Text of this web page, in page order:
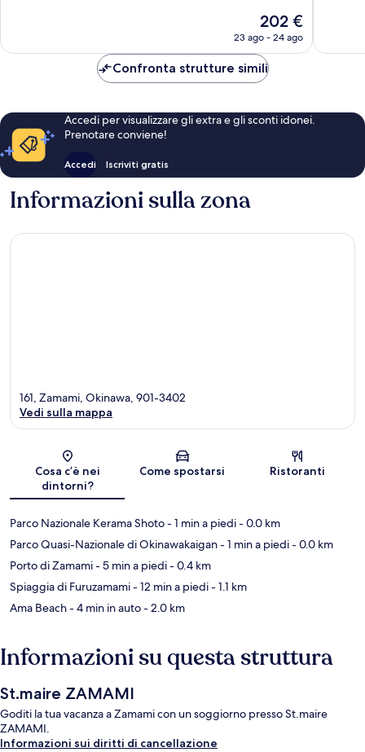
recensioni
Il
prezzo
attuale
è
202 €
202 €
23 ago - 24 ago
Confronta strutture simili
Accedi per visualizzare gli extra e gli sconti idonei.
Prenotare conviene!
Accedi Iscriviti gratis
Informazioni sulla zona
Mappa
161, Zamami, Okinawa, 901-3402
Vedi sulla mappa
Cosa c’è nei
dintorni?
Come spostarsi Ristoranti
Parco Nazionale Kerama Shoto- 1 min a piedi- 0.0 km
Parco Quasi-Nazionale di Okinawakaigan- 1 min a piedi- 0.0 km
Porto di Zamami- 5 min a piedi- 0.4 km
Spiaggia di Furuzamami- 12 min a piedi- 1.1 km
Ama Beach- 4 min in auto- 2.0 km
Informazioni su questa struttura
St.maire ZAMAMI
Goditi la tua vacanza a Zamami con un soggiorno presso St.maire
ZAMAMI.
Informazioni sui diritti di cancellazione